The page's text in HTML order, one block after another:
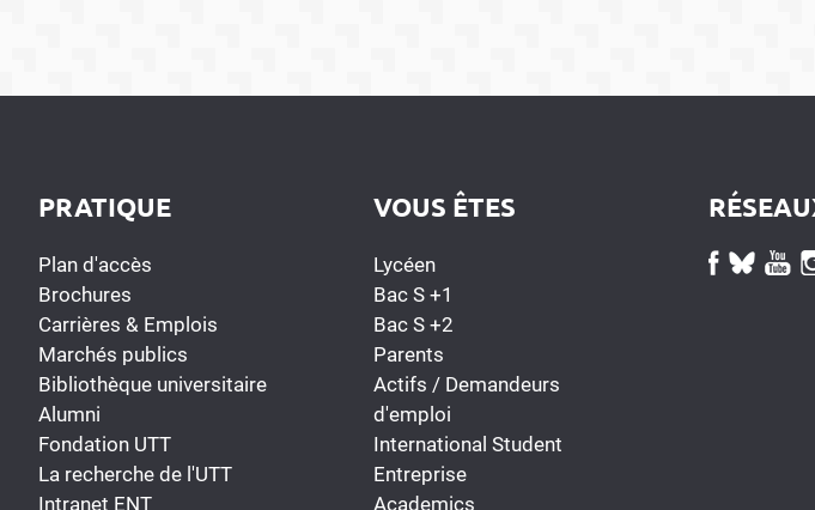
PRATIQUE
Plan d'accès
Brochures
Carrières & Emplois
Marchés publics
Bibliothèque universitaire
Alumni
Fondation UTT
La recherche de l'UTT
Intranet ENT
VOUS ÊTES
Lycéen
Bac S +1
Bac S +2
Parents
Actifs / Demandeurs
d'emploi
International Student
Entreprise
Academics